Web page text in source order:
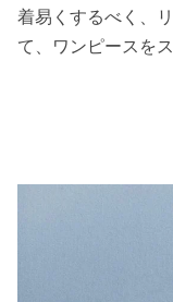
着易くするべく、
て、ワンピースを